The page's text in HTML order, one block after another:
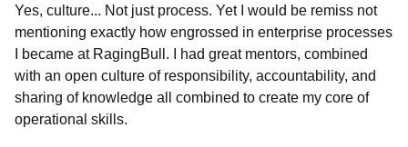
Yes, culture... Not just process. Yet I would be remiss not
mentioning exactly how engrossed in enterprise processes
I became at RagingBull. I had great mentors, combined
with an open culture of responsibility, accountability, and
sharing of knowledge all combined to create my core of
operational skills.